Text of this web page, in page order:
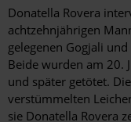
Donatella Rovera
achtzehnjährigen
gelegenen Gogjali
Beide wurden am 20.
und später getötet.
verstümmelten
sie Donatella Rovera